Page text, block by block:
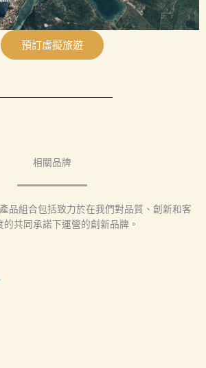
預訂虛擬旅遊
相關品牌
品組合包括致力於在我們對品質、創新和客
的共同承諾下運營的創新品牌。